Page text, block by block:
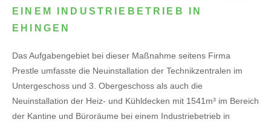
EINEM INDUSTRIEBETRIEB IN
EHINGEN
Das Aufgabengebiet bei dieser Maßnahme seitens Firma
Prestle umfasste die Neuinstallation der Technikzentralen im
Untergeschoss und 3. Obergeschoss als auch die
Neuinstallation der Heiz- und Kühldecken mit 1541m³ im Bereich
der Kantine und Büroräume bei einem Industriebetrieb in